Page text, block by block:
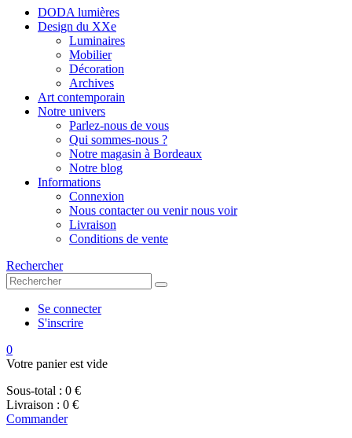
DODA lumières
Design du XXe
Luminaires
Mobilier
Décoration
Archives
Art contemporain
Notre univers
Parlez-nous de vous
Qui sommes-nous ?
Notre magasin à Bordeaux
Notre blog
Informations
Connexion
Nous contacter ou venir nous voir
Livraison
Conditions de vente
Rechercher
Se connecter
S'inscrire
0
Votre panier est vide
Sous-total : 0 €
Livraison : 0 €
Commander